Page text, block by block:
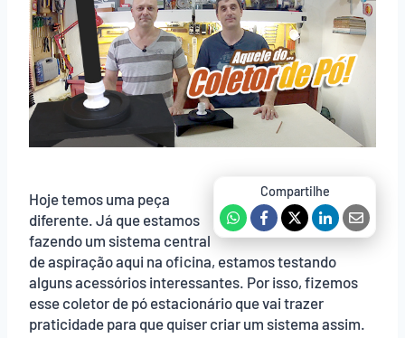
Hoje temos uma peça
diferente. Já que estamos
fazendo um sistema central
de aspiração aqui na oficina, estamos testando
alguns acessórios interessantes. Por isso, fizemos
esse coletor de pó estacionário que vai trazer
praticidade para que quiser criar um sistema assim.